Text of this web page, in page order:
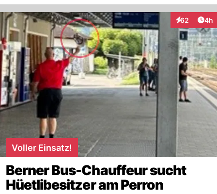
62
Interaktionen
4h
Voller Einsatz!
Berner Bus-Chauffeur sucht
Hüetlibesitzer am Perron